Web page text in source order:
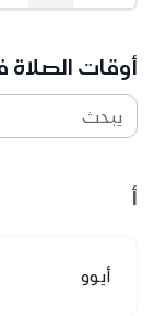
أوقات
يبحث
أ
أيوو